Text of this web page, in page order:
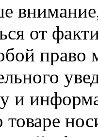
от
право
и